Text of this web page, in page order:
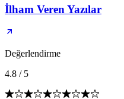
İlham Veren Yazılar
Değerlendirme
4.8 / 5